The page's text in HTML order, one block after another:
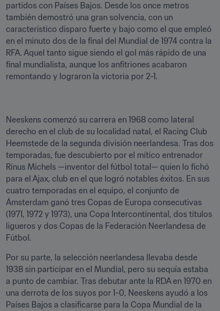
partidos con Países Bajos. Desde los once metros
también demostró una gran solvencia, con un
característico disparo fuerte y bajo como el que empleó
en el minuto dos de la final del Mundial de 1974 contra la
RFA. Aquel tanto sigue siendo el gol más rápido de una
final mundialista, aunque los anfitriones acabaron
remontando y lograron la victoria por 2-1.
Neeskens comenzó su carrera en 1968 como lateral
derecho en el club de su localidad natal, el Racing Club
Heemstede de la segunda división neerlandesa. Tras dos
temporadas, fue descubierto por el mítico entrenador
Rinus Michels —inventor del fútbol total— quien lo fichó
para el Ajax, club en el que logró notables éxitos. En sus
cuatro temporadas en el equipo, el conjunto de
Ámsterdam ganó tres Copas de Europa consecutivas
(1971, 1972 y 1973), una Copa Intercontinental, dos títulos
ligueros y dos Copas de la Federación Neerlandesa de
Fútbol.
Por su parte, la selección neerlandesa llevaba desde
1938 sin participar en el Mundial, pero su sequía estaba
a punto de cambiar. Tras debutar ante la RDA en 1970 en
una derrota de los suyos por 1-0, Neeskens ayudó a los
Países Bajos a clasificarse para la Copa Mundial de la